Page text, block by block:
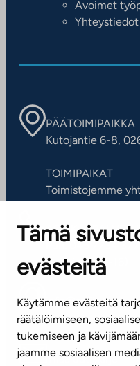
Tämä
evästeitä
Käytämme evästeitä
räätälöimiseen,
tukemiseen ja
jaamme sosiaalisen
Avoimet
Yhteystiedot
PÄÄTOIMIPAIKKA
Kutojantie 6-8,
TOIMIPAIKAT
Toimistojemme
Puh. 045 7734
(arkisin klo 8-16)
info@ta.fi
Tilaa uutiskirje